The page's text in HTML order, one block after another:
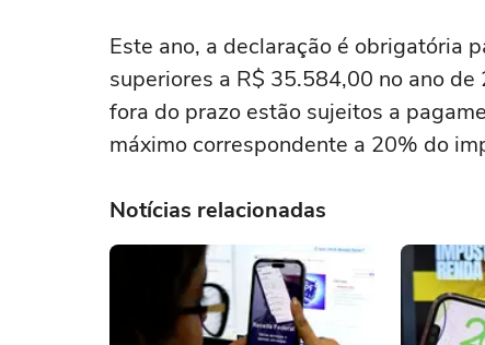
Este ano, a declaração é obrigatória
superiores a R$ 35.584,00 no ano
fora do prazo estão sujeitos a
máximo correspondente a 20% do
Notícias relacionadas